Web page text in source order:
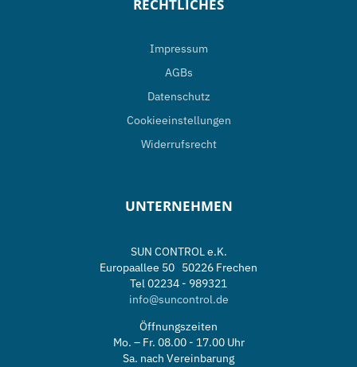
RECHTLICHES
Impressum
AGBs
Datenschutz
Cookieeinstellungen
Widerrufsrecht
UNTERNEHMEN
SUN CONTROL e.K.
Europaallee 50 50226 Frechen
Tel 02234 - 989321
info@suncontrol.de
Öffnungszeiten
Mo. – Fr. 08.00 - 17.00 Uhr
Sa. nach Vereinbarung